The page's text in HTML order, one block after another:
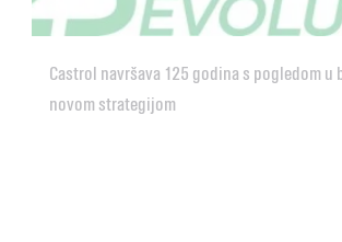
Castrol navršava 125 godina s pogledom u
novom strategijom